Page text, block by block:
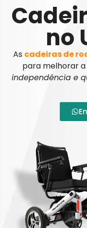
no
As cadeiras de
para melhorar
independência e